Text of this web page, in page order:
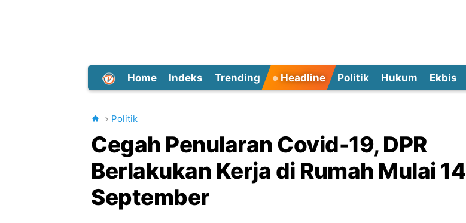
Home Indeks Trending Headline Politik Hukum Ekbis
Politik
Cegah Penularan Covid-19, DPR
Berlakukan Kerja di Rumah Mulai 14
September